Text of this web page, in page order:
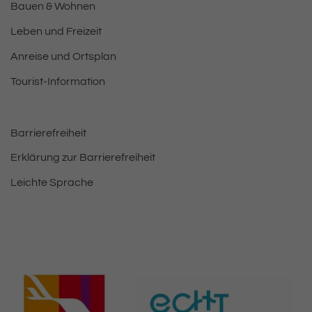
Bauen & Wohnen
Leben und Freizeit
Anreise und Ortsplan
Tourist-Information
Barrierefreiheit
Erklärung zur Barrierefreiheit
Leichte Sprache